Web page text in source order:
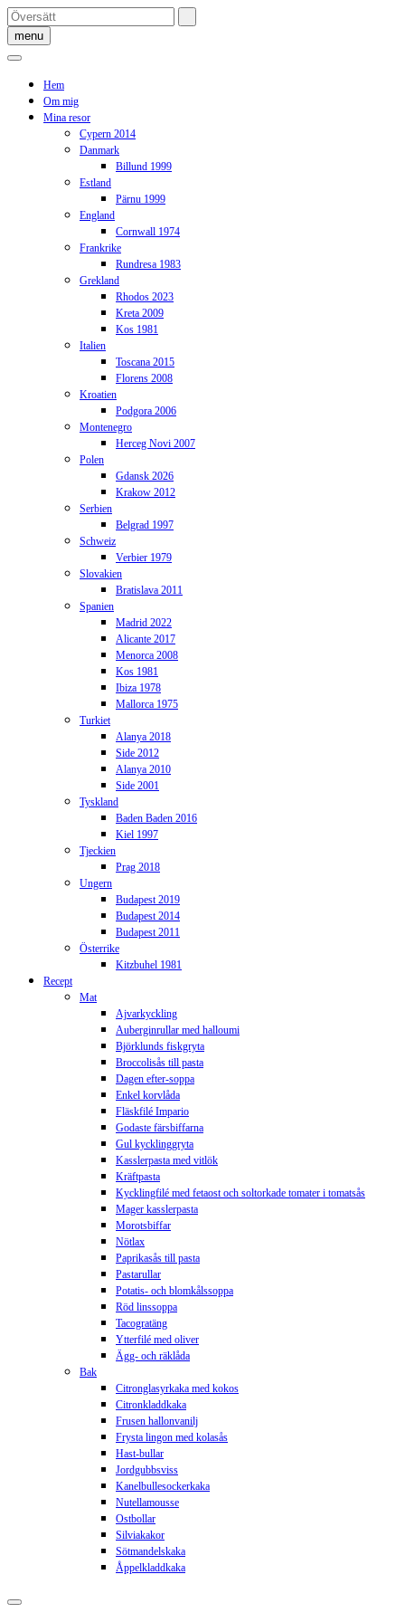
Skip
to
content
menu
Hem
Om mig
Mina resor
Cypern 2014
Danmark
Billund 1999
Estland
Pärnu 1999
England
Cornwall 1974
Frankrike
Rundresa 1983
Grekland
Rhodos 2023
Kreta 2009
Kos 1981
Italien
Toscana 2015
Florens 2008
Kroatien
Podgora 2006
Montenegro
Herceg Novi 2007
Polen
Gdansk 2026
Krakow 2012
Serbien
Belgrad 1997
Schweiz
Verbier 1979
Slovakien
Bratislava 2011
Spanien
Madrid 2022
Alicante 2017
Menorca 2008
Kos 1981
Ibiza 1978
Mallorca 1975
Turkiet
Alanya 2018
Side 2012
Alanya 2010
Side 2001
Tyskland
Baden Baden 2016
Kiel 1997
Tjeckien
Prag 2018
Ungern
Budapest 2019
Budapest 2014
Budapest 2011
Österrike
Kitzbuhel 1981
Recept
Mat
Ajvarkyckling
Auberginrullar med halloumi
Björklunds fiskgryta
Broccolisås till pasta
Dagen efter-soppa
Enkel korvlåda
Fläskfilé Impario
Godaste färsbiffarna
Gul kycklinggryta
Kasslerpasta med vitlök
Kräftpasta
Kycklingfilé med fetaost och soltorkade tomater i tomatsås
Mager kasslerpasta
Morotsbiffar
Nötlax
Paprikasås till pasta
Pastarullar
Potatis- och blomkålssoppa
Röd linssoppa
Tacogratäng
Ytterfilé med oliver
Ägg- och räklåda
Bak
Citronglasyrkaka med kokos
Citronkladdkaka
Frusen hallonvanilj
Frysta lingon med kolasås
Hast-bullar
Jordgubbsviss
Kanelbullesockerkaka
Nutellamousse
Ostbollar
Silviakakor
Sötmandelskaka
Åppelkladdkaka